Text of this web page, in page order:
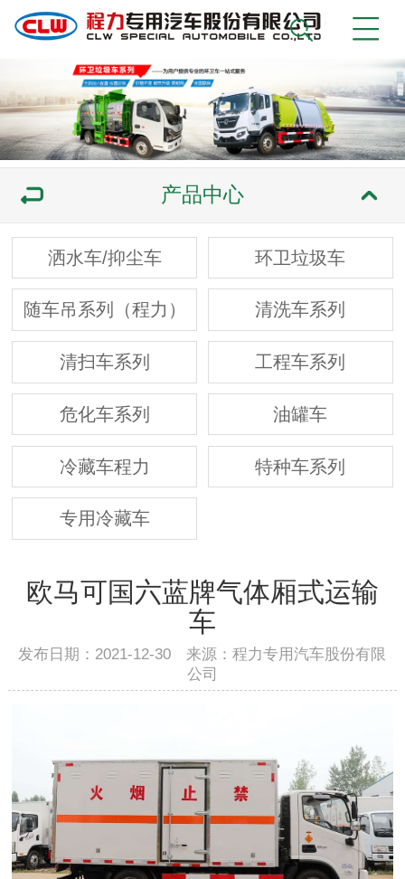
产品中心
洒水车/抑尘车 环卫垃圾车
随车吊系列（程力） 清洗车系列
清扫车系列 工程车系列
危化车系列 油罐车
冷藏车程力 特种车系列
专用冷藏车
欧马可国六蓝牌气体厢式运输
车
发布日期：2021-12-30 来源：程力专用汽车股份有限
公司